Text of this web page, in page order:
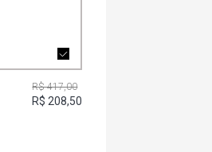
R$ 417,00
R$ 208,50